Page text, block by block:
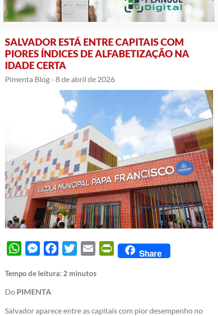
SALVADOR ESTÁ ENTRE CAPITAIS COM
PIORES ÍNDICES DE ALFABETIZAÇÃO NA
IDADE CERTA
Pimenta Blog - 8 de abril de 2026
WhatsAppMessengerFacebook
Twitter Email PrintFriendly
Share
Tempo de leitura: 2 minutos
Do PIMENTA
Salvador aparece entre as capitais com pior desempenho no